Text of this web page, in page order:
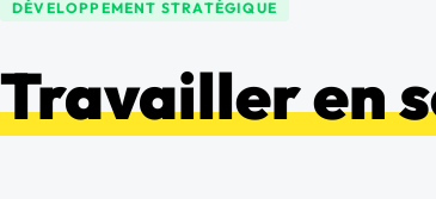
DÉVELOPPEMENT STRATÉGIQUE
Travailler en